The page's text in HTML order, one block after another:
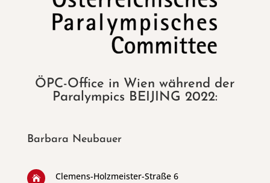
ÖPC-Office in Wien während der
Paralympics BEIJING 2022:
Barbara Neubauer

Clemens-Holzmeister-Straße 6